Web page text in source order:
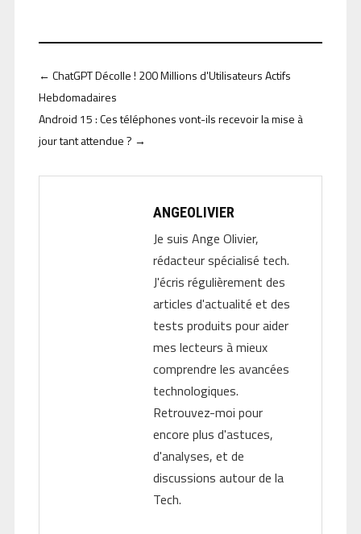
← ChatGPT Décolle ! 200 Millions d'Utilisateurs Actifs
Hebdomadaires
Android 15 : Ces téléphones vont-ils recevoir la mise à
jour tant attendue ? →
ANGEOLIVIER
Je suis Ange Olivier,
rédacteur spécialisé tech.
J'écris régulièrement des
articles d'actualité et des
tests produits pour aider
mes lecteurs à mieux
comprendre les avancées
technologiques.
Retrouvez-moi pour
encore plus d'astuces,
d'analyses, et de
discussions autour de la
Tech.